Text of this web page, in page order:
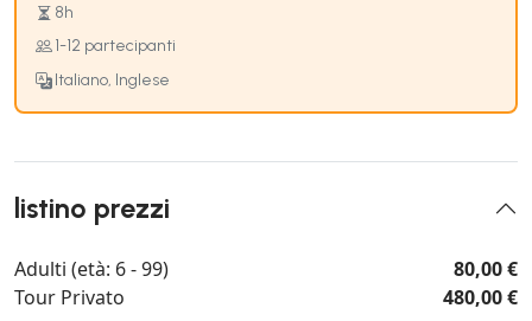
8h
1-12 partecipanti
Italiano, Inglese
listino prezzi
Adulti (età: 6 - 99)
80,00 €
Tour Privato
480,00 €